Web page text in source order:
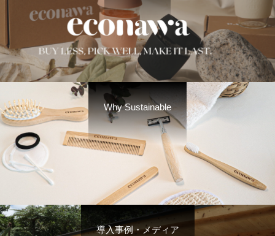
Why Sustainable
導入事例・メディア